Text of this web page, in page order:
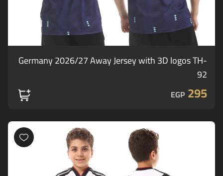
Germany 2026/27 Away Jersey with 3D logos TH-
92
295
EGP